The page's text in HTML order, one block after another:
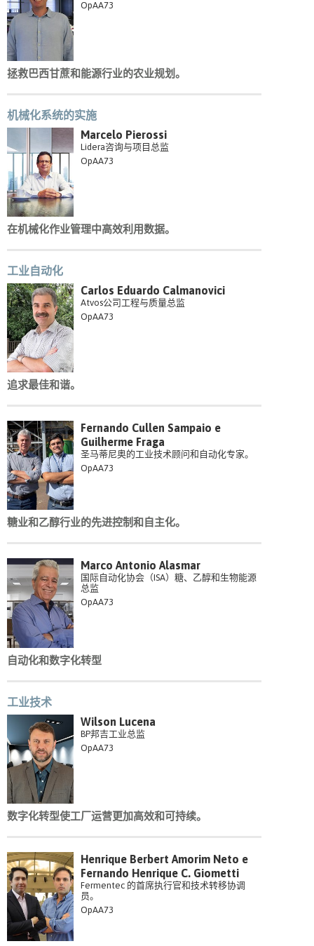
OpAA73
拯救巴西甘蔗和能源行业的农业规划。
机械化系统的实施
Marcelo Pierossi
Lidera咨询与项目总监
OpAA73
在机械化作业管理中高效利用数据。
工业自动化
Carlos Eduardo Calmanovici
Atvos公司工程与质量总监
OpAA73
追求最佳和谐。
Fernando Cullen Sampaio e
Guilherme Fraga
圣马蒂尼奥的工业技术顾问和自动化专家。
OpAA73
糖业和乙醇行业的先进控制和自主化。
Marco Antonio Alasmar
国际自动化协会（ISA）糖、乙醇和生物能源
总监
OpAA73
自动化和数字化转型
工业技术
Wilson Lucena
BP邦吉工业总监
OpAA73
数字化转型使工厂运营更加高效和可持续。
Henrique Berbert Amorim Neto e
Fernando Henrique C. Giometti
Fermentec 的首席执行官和技术转移协调
员。
OpAA73